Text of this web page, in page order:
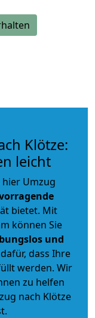
Klötze:
leicht
hier Umzug
bietet. Mit
können Sie
und
dass Ihre
werden. Wir
zu helfen
nach Klötze